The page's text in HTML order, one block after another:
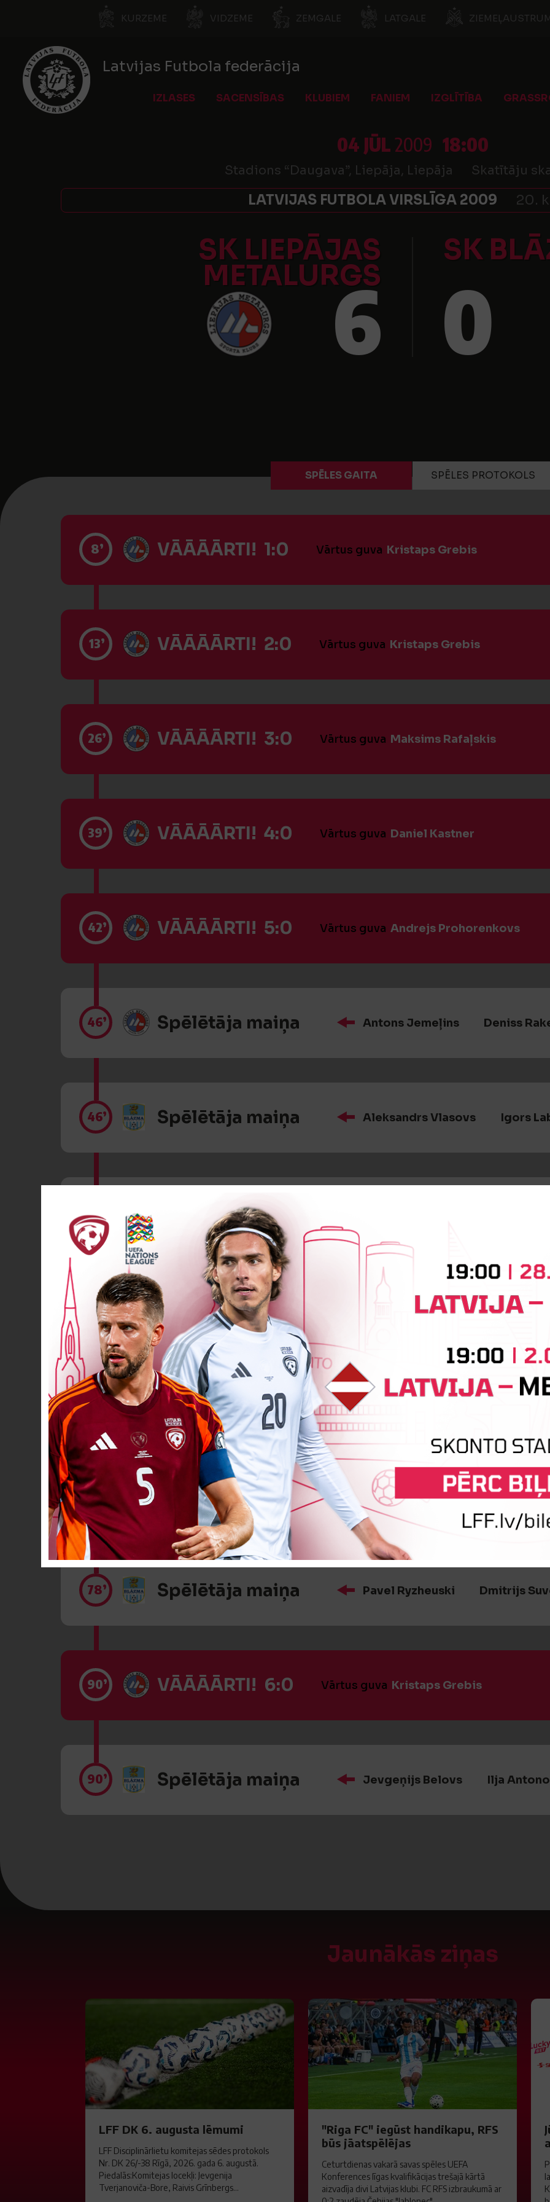
KURZEME VIDZEME ZEMGALE LATGALE
Latvijas Futbola federācija
IZLASES SACENSĪBAS KLUBIEM FANIEM IZGLĪTĪBA
04 JŪL2009 18:00
Stadions “Daugava”, Liepāja, Liepāja Skatītāju
LATVIJAS FUTBOLA VIRSLĪGA 2009 20.
SK LIEPĀJAS
METALURGS
SK
6 0
SPĒLES GAITA SPĒLES PROTOKOLS
8’ VĀĀĀĀRTI! 1:0 Vārtus guva Kristaps Grebis
13’ VĀĀĀĀRTI! 2:0 Vārtus guva Kristaps Grebis
26’ VĀĀĀĀRTI! 3:0 Vārtus guva Maksims Rafaļskis
39’ VĀĀĀĀRTI! 4:0 Vārtus guva Daniel Kastner
42’ VĀĀĀĀRTI! 5:0 Vārtus guva Andrejs Prohorenkovs
46’ Spēlētāja maiņa Antons Jemeļins Deniss
46’ Spēlētāja maiņa Aleksandrs Vlasovs Igors
51’ Dzeltenā kartīte
55’ Spēlētāja maiņa Daniel Kastner Jevgenijs
61’ Dzeltenā kartīte Aleksandrs Novožilovs
64’ Spēlētāja maiņa Intars Kirhners Vladimirs
78’ Spēlētāja maiņa Pavel Ryzheuski Dmitrijs
90’ VĀĀĀĀRTI! 6:0 Vārtus guva Kristaps Grebis
90’ Spēlētāja maiņa Jevgeņijs Belovs Ilja
Jaunākās ziņas
LFF DK 6. augusta lēmumi
LFF Disciplinārlietu komitejas sēdes protokols
Nr. DK 26/-38 Rīgā, 2026. gada 6. augustā.
Piedalās:Komitejas locekļi: Jevgenija
Tverjanoviča-Bore, Raivis Grīnbergs...
"Riga FC" iegūst handikapu, RFS
būs jāatspēlējas
Ceturtdienas vakarā savas spēles UEFA
Konferences līgas kvalifikācijas trešajā kārtā
aizvadīja divi Latvijas klubi. FC RFS izbraukumā ar